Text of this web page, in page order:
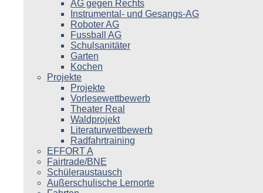
AG gegen Rechts
Instrumental- und Gesangs-AG
Roboter AG
Fussball AG
Schulsanitäter
Garten
Kochen
Projekte
Projekte
Vorlesewettbewerb
Theater Real
Waldprojekt
Literaturwettbewerb
Radfahrtraining
EFFORT A
Fairtrade/BNE
Schüleraustausch
Außerschulische Lernorte